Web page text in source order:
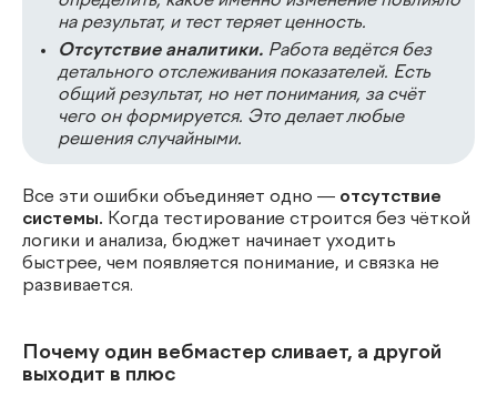
на результат, и тест теряет ценность.
Отсутствие аналитики. Работа ведётся без
детального отслеживания показателей. Есть
общий результат, но нет понимания, за счёт
чего он формируется. Это делает любые
решения случайными.
Все эти ошибки объединяет одно — отсутствие
системы. Когда тестирование строится без чёткой
логики и анализа, бюджет начинает уходить
быстрее, чем появляется понимание, и связка не
развивается.
Почему один вебмастер сливает, а другой
выходит в плюс